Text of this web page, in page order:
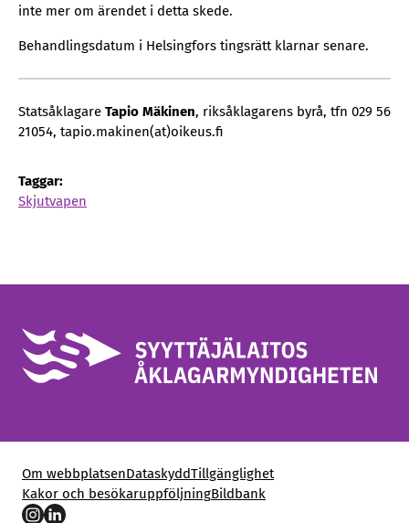
inte mer om ärendet i detta skede.
Behandlingsdatum i Helsingfors tingsrätt klarnar senare.
Statsåklagare Tapio Mäkinen, riksåklagarens byrå, tfn 029 56
21054, tapio.makinen(at)oikeus.fi
Taggar:
Skjutvapen
Om webbplatsenDataskyddTillgänglighet
Kakor och besökaruppföljningBildbank